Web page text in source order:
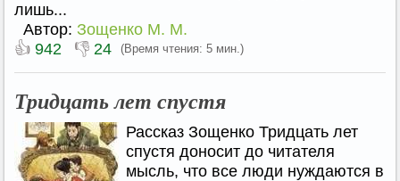
лишь...
Автор: Зощенко М. М.
👍 942 👎 24 (Время чтения: 5 мин.)
Тридцать лет спустя
Рассказ Зощенко Тридцать лет
спустя доносит до читателя
мысль, что все люди нуждаются в